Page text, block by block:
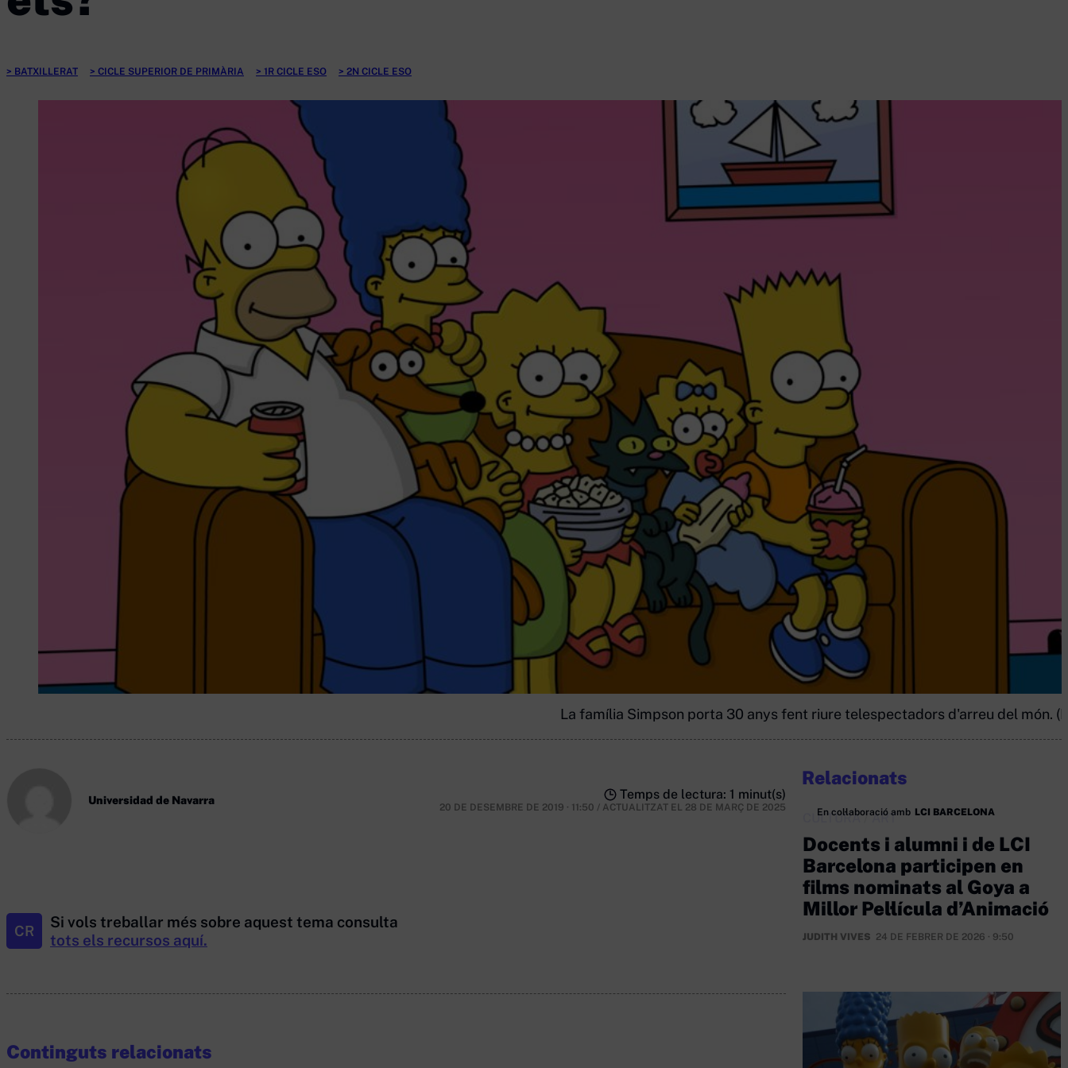
BATXILLERAT CICLE SUPERIOR DE PRIMÀRIA 1R CICLE ESO 2N CICLE ESO
La família Simpson porta 30 anys fent riure telespectadors d'arreu del món.
Universidad de Navarra Temps de lectura: 1 minut(s)
20 DE DESEMBRE DE 2019 · 11:50 / ACTUALITZAT EL 28 DE MARÇ DE 2025
CR
Si vols treballar més sobre aquest tema consulta
tots els recursos aquí.
Continguts relacionats
Relacionats
En col·laboració amb LCI BARCELONA
CULTURA/ART
Docents i alumni i de LCI
Barcelona participen en
films nominats al Goya a
Millor Pel·lícula d’Animació
JUDITH VIVES 24 DE FEBRER DE 2026 · 9:50